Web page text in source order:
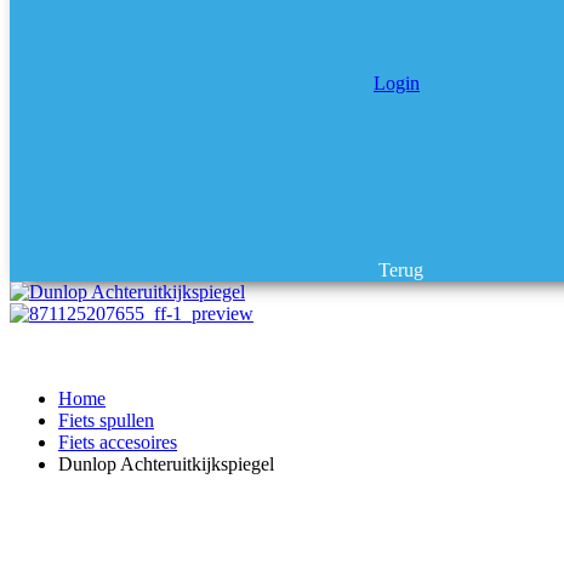
Login
Terug
Home
Fiets spullen
Fiets accesoires
Dunlop Achteruitkijkspiegel